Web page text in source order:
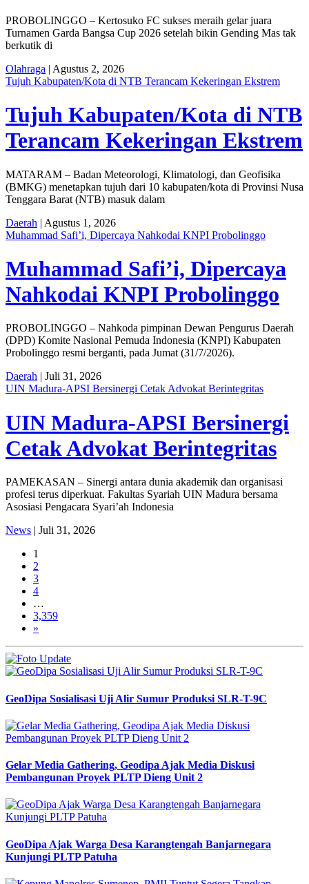
PROBOLINGGO – Kertosuko FC sukses meraih gelar juara
Turnamen Garda Bangsa Cup 2026 setelah bikin Gending Mas tak
berkutik di
Olahraga | Agustus 2, 2026
Tujuh Kabupaten/Kota di NTB Terancam Kekeringan Ekstrem
Tujuh Kabupaten/Kota di NTB
Terancam Kekeringan Ekstrem
MATARAM – Badan Meteorologi, Klimatologi, dan Geofisika
(BMKG) menetapkan tujuh dari 10 kabupaten/kota di Provinsi Nusa
Tenggara Barat (NTB) masuk dalam
Daerah | Agustus 1, 2026
Muhammad Safi’i, Dipercaya Nahkodai KNPI Probolinggo
Muhammad Safi’i, Dipercaya
Nahkodai KNPI Probolinggo
PROBOLINGGO – Nahkoda pimpinan Dewan Pengurus Daerah
(DPD) Komite Nasional Pemuda Indonesia (KNPI) Kabupaten
Probolinggo resmi berganti, pada Jumat (31/7/2026).
Daerah | Juli 31, 2026
UIN Madura-APSI Bersinergi Cetak Advokat Berintegritas
UIN Madura-APSI Bersinergi
Cetak Advokat Berintegritas
PAMEKASAN – Sinergi antara dunia akademik dan organisasi
profesi terus diperkuat. Fakultas Syariah UIN Madura bersama
Asosiasi Pengacara Syari’ah Indonesia
News | Juli 31, 2026
1
2
3
4
…
3,359
»
GeoDipa Sosialisasi Uji Alir Sumur Produksi SLR-T-9C
Gelar Media Gathering, Geodipa Ajak Media Diskusi
Pembangunan Proyek PLTP Dieng Unit 2
GeoDipa Ajak Warga Desa Karangtengah Banjarnegara
Kunjungi PLTP Patuha